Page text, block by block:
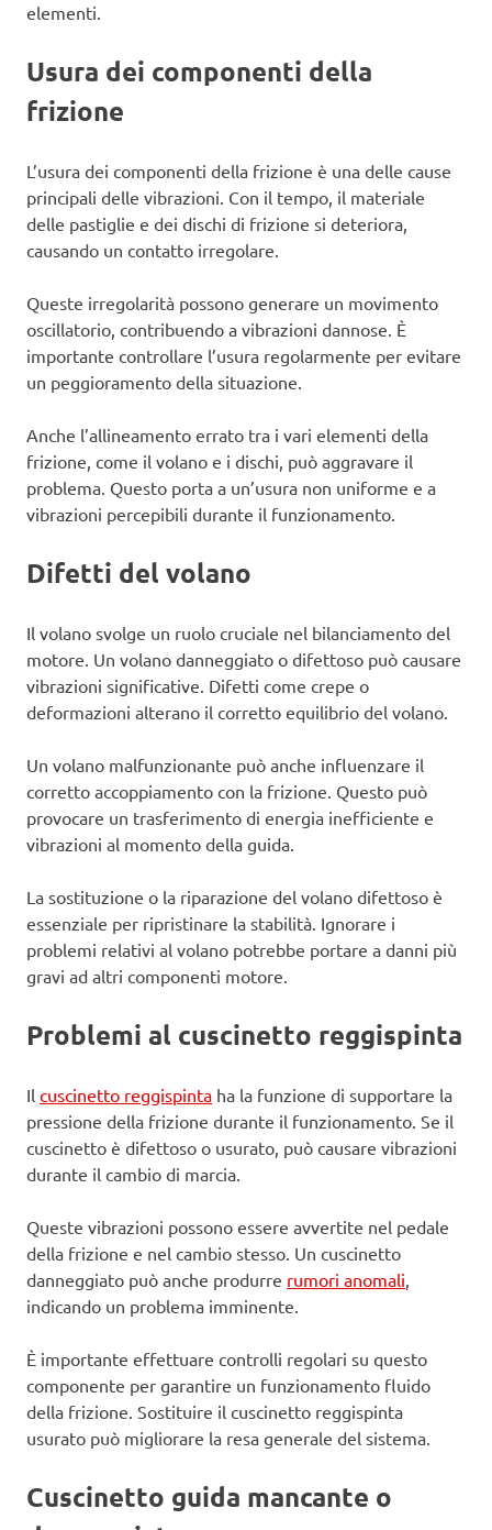
elementi.
Usura dei componenti della
frizione
L’usura dei componenti della frizione è una delle cause
principali delle vibrazioni. Con il tempo, il materiale
delle pastiglie e dei dischi di frizione si deteriora,
causando un contatto irregolare.
Queste irregolarità possono generare un movimento
oscillatorio, contribuendo a vibrazioni dannose. È
importante controllare l’usura regolarmente per evitare
un peggioramento della situazione.
Anche l’allineamento errato tra i vari elementi della
frizione, come il volano e i dischi, può aggravare il
problema. Questo porta a un’usura non uniforme e a
vibrazioni percepibili durante il funzionamento.
Difetti del volano
Il volano svolge un ruolo cruciale nel bilanciamento del
motore. Un volano danneggiato o difettoso può causare
vibrazioni significative. Difetti come crepe o
deformazioni alterano il corretto equilibrio del volano.
Un volano malfunzionante può anche influenzare il
corretto accoppiamento con la frizione. Questo può
provocare un trasferimento di energia inefficiente e
vibrazioni al momento della guida.
La sostituzione o la riparazione del volano difettoso è
essenziale per ripristinare la stabilità. Ignorare i
problemi relativi al volano potrebbe portare a danni più
gravi ad altri componenti motore.
Problemi al cuscinetto reggispinta
Il cuscinetto reggispinta ha la funzione di supportare la
pressione della frizione durante il funzionamento. Se il
cuscinetto è difettoso o usurato, può causare vibrazioni
durante il cambio di marcia.
Queste vibrazioni possono essere avvertite nel pedale
della frizione e nel cambio stesso. Un cuscinetto
danneggiato può anche produrre rumori anomali
indicando un problema imminente.
È importante effettuare controlli regolari su questo
componente per garantire un funzionamento fluido
della frizione. Sostituire il cuscinetto reggispinta
usurato può migliorare la resa generale del sistema.
Cuscinetto guida mancante o